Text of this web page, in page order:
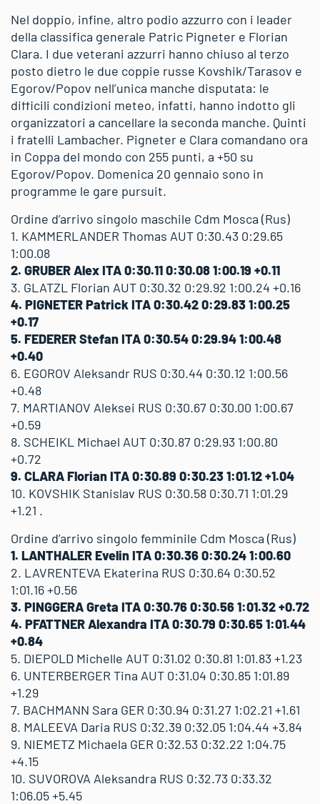
Nel doppio, infine, altro podio azzurro con i leader
della classifica generale Patric Pigneter e Florian
Clara. I due veterani azzurri hanno chiuso al terzo
posto dietro le due coppie russe Kovshik/Tarasov e
Egorov/Popov nell’unica manche disputata: le
difficili condizioni meteo, infatti, hanno indotto gli
organizzatori a cancellare la seconda manche. Quinti
i fratelli Lambacher. Pigneter e Clara comandano ora
in Coppa del mondo con 255 punti, a +50 su
Egorov/Popov. Domenica 20 gennaio sono in
programme le gare pursuit.
Ordine d’arrivo singolo maschile Cdm Mosca (Rus)
1. KAMMERLANDER Thomas AUT 0:30.43 0:29.65
1:00.08
2. GRUBER Alex ITA 0:30.11 0:30.08 1:00.19 +0.11
3. GLATZL Florian AUT 0:30.32 0:29.92 1:00.24 +0.16
4. PIGNETER Patrick ITA 0:30.42 0:29.83 1:00.25
+0.17
5. FEDERER Stefan ITA 0:30.54 0:29.94 1:00.48
+0.40
6. EGOROV Aleksandr RUS 0:30.44 0:30.12 1:00.56
+0.48
7. MARTIANOV Aleksei RUS 0:30.67 0:30.00 1:00.67
+0.59
8. SCHEIKL Michael AUT 0:30.87 0:29.93 1:00.80
+0.72
9. CLARA Florian ITA 0:30.89 0:30.23 1:01.12 +1.04
10. KOVSHIK Stanislav RUS 0:30.58 0:30.71 1:01.29
+1.21 .
Ordine d’arrivo singolo femminile Cdm Mosca (Rus)
1. LANTHALER Evelin ITA 0:30.36 0:30.24 1:00.60
2. LAVRENTEVA Ekaterina RUS 0:30.64 0:30.52
1:01.16 +0.56
3. PINGGERA Greta ITA 0:30.76 0:30.56 1:01.32 +0.72
4. PFATTNER Alexandra ITA 0:30.79 0:30.65 1:01.44
+0.84
5. DIEPOLD Michelle AUT 0:31.02 0:30.81 1:01.83 +1.23
6. UNTERBERGER Tina AUT 0:31.04 0:30.85 1:01.89
+1.29
7. BACHMANN Sara GER 0:30.94 0:31.27 1:02.21 +1.61
8. MALEEVA Daria RUS 0:32.39 0:32.05 1:04.44 +3.84
9. NIEMETZ Michaela GER 0:32.53 0:32.22 1:04.75
+4.15
10. SUVOROVA Aleksandra RUS 0:32.73 0:33.32
1:06.05 +5.45